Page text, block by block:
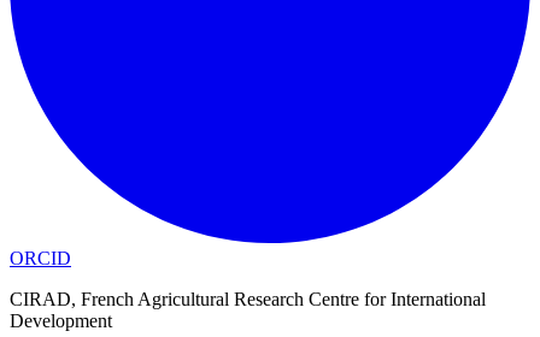
ORCID
CIRAD, French Agricultural Research Centre for International
Development